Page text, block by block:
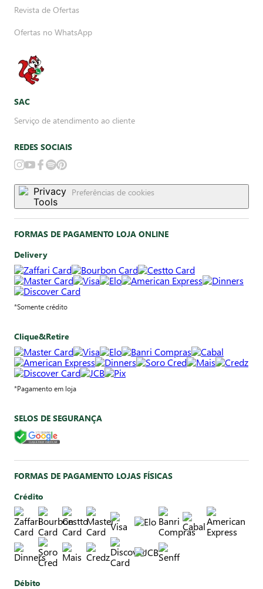
Revista de Ofertas
Ofertas no WhatsApp
SAC
Serviço de atendimento ao cliente
REDES SOCIAIS
Preferências de cookies
FORMAS DE PAGAMENTO LOJA ONLINE
Delivery
*Somente crédito
Clique&Retire
*Pagamento em loja
SELOS DE SEGURANÇA
FORMAS DE PAGAMENTO LOJAS FÍSICAS
Crédito
Débito